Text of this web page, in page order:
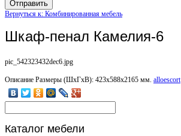
Вернуться к: Комбинированная мебель
Шкаф-пенал Камелия-6
pic_542323432dec6.jpg
Описание Размеры (ШхГхВ): 423х588х2165 мм. alloescort
Каталог мебели